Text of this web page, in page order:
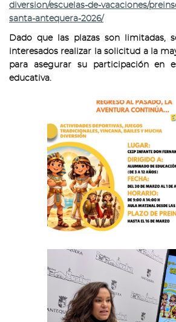
diversion/escuelas-de-vacaciones/
santa-antequera-2026/
Dado que las plazas son limitadas,
interesados realizar la solicitud a la
para asegurar su participación en
educativa.